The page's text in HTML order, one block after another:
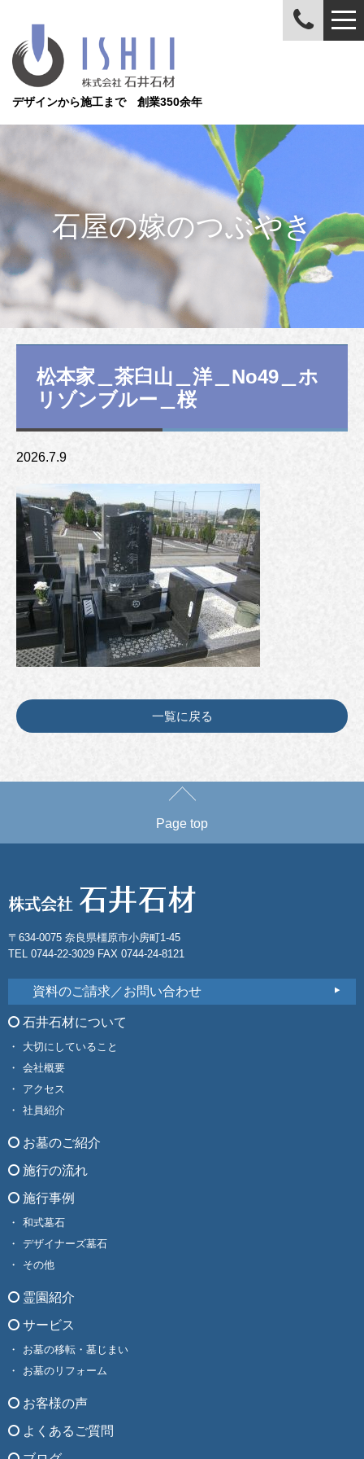
デザインから施工まで 創業350余年
石屋の嫁のつぶやき
松本家＿茶臼山＿洋＿No49＿ホ
リゾンブルー＿桜
2026.7.9
一覧に戻る
Page top
〒634-0075 奈良県橿原市小房町1-45
TEL 0744-22-3029 FAX 0744-24-8121
資料のご請求／お問い合わせ
石井石材について
大切にしていること
会社概要
アクセス
社員紹介
お墓のご紹介
施行の流れ
施行事例
和式墓石
デザイナーズ墓石
その他
霊園紹介
サービス
お墓の移転・墓じまい
お墓のリフォーム
お客様の声
よくあるご質問